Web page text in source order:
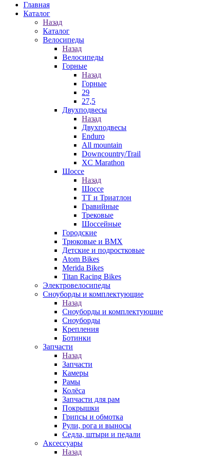
Главная
Каталог
Назад
Каталог
Велосипеды
Назад
Велосипеды
Горные
Назад
Горные
29
27,5
Двухподвесы
Назад
Двухподвесы
Enduro
All mountain
Downcountry/Trail
XC Marathon
Шоссе
Назад
Шоссе
ТТ и Триатлон
Гравийные
Трековые
Шоссейные
Городские
Трюковые и BMX
Детские и подростковые
Atom Bikes
Merida Bikes
Titan Racing Bikes
Электровелосипеды
Cноуборды и комплектующие
Назад
Cноуборды и комплектующие
Сноуборды
Крепления
Ботинки
Запчасти
Назад
Запчасти
Камеры
Рамы
Колёса
Запчасти для рам
Покрышки
Грипсы и обмотка
Рули, рога и выносы
Седла, штыри и педали
Аксессуары
Назад